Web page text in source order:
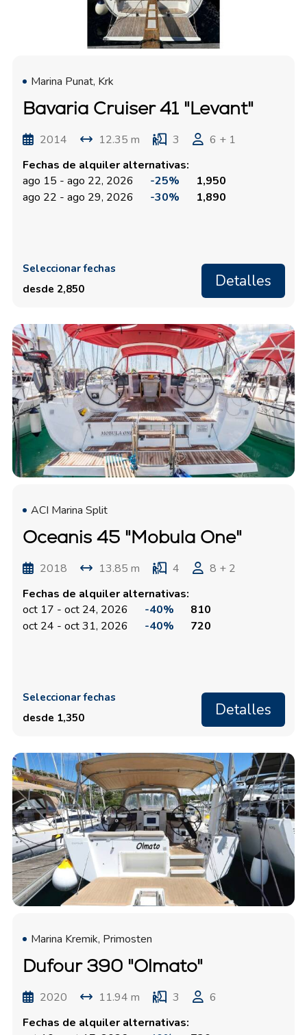
Marina Punat, Krk
Bavaria Cruiser 41 "Levant"
2014 12.35 m 3
6 + 1
Fechas de alquiler alternativas:
ago 15 - ago 22, 2026
-25%
1,950
ago 22 - ago 29, 2026
-30% 1,890
Seleccionar fechas
desde 2,850
Detalles
ACI Marina Split
Oceanis 45 "Mobula One"
2018 13.85 m 4
8 + 2
Fechas de alquiler alternativas:
oct 17 - oct 24, 2026
-40%
810
oct 24 - oct 31, 2026
-40% 720
Seleccionar fechas
desde 1,350
Detalles
Marina Kremik, Primosten
Dufour 390 "Olmato"
2020 11.94 m 3
6
Fechas de alquiler alternativas: